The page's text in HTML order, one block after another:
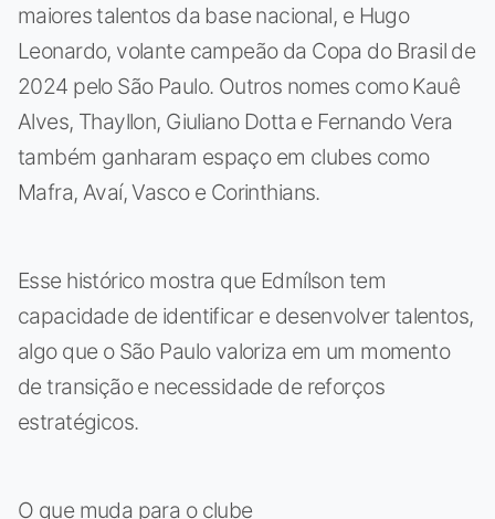
maiores talentos da base nacional, e Hugo
Leonardo, volante campeão da Copa do Brasil de
2024 pelo São Paulo. Outros nomes como Kauê
Alves, Thayllon, Giuliano Dotta e Fernando Vera
também ganharam espaço em clubes como
Mafra, Avaí, Vasco e Corinthians.
Esse histórico mostra que Edmílson tem
capacidade de identificar e desenvolver talentos,
algo que o São Paulo valoriza em um momento
de transição e necessidade de reforços
estratégicos.
O que muda para o clube